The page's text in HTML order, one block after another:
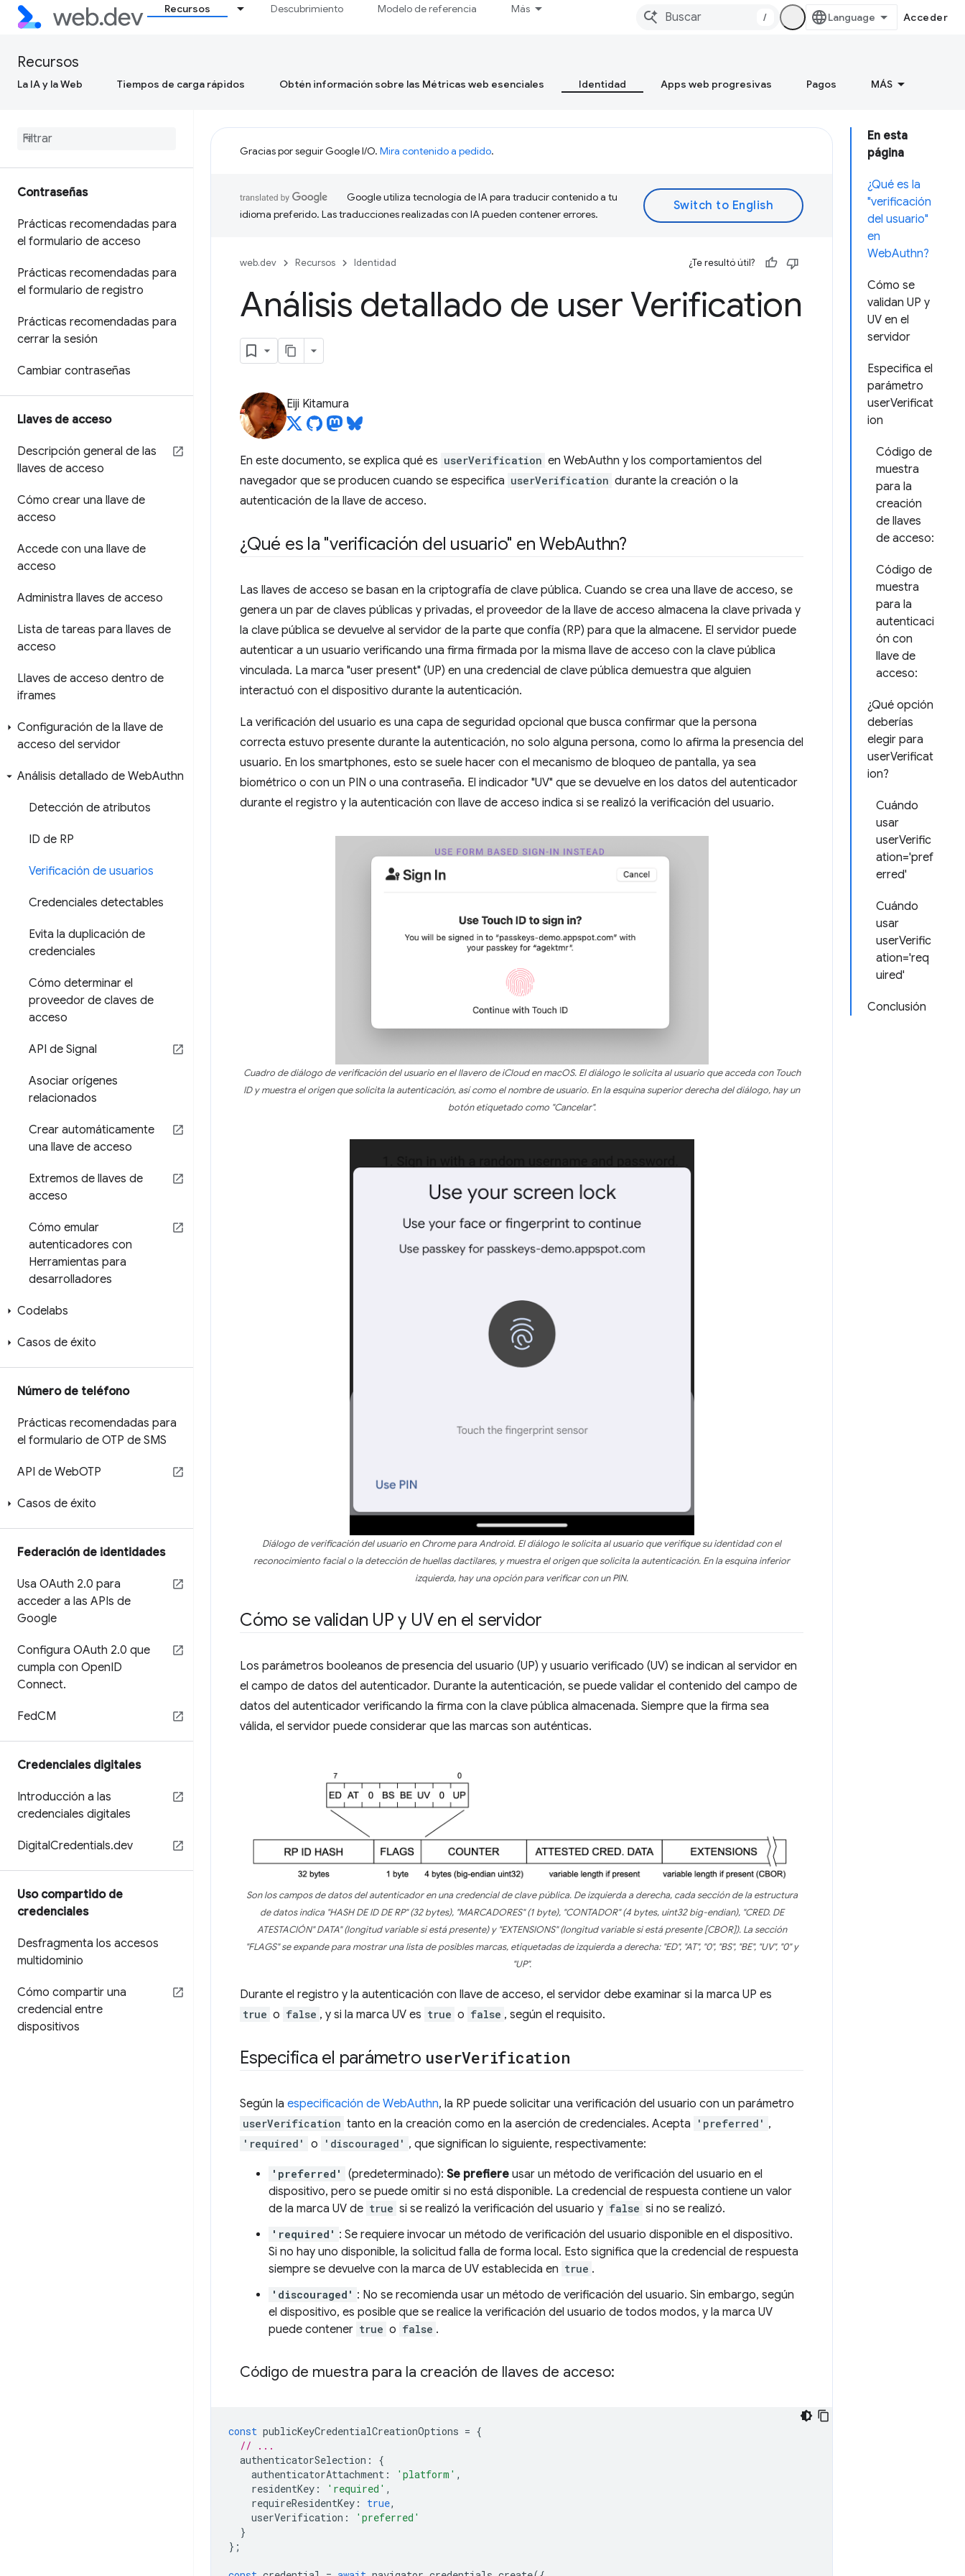
Recursos Descubrimiento Modelo de referencia Más
/ Acceder
Recursos
La IA y la Web Tiempos de carga rápidos Obtén información sobre las Métricas web esenciales Identidad Apps web progresivas Pagos MÁS
Contraseñas
Prácticas recomendadas para
el formulario de acceso
Prácticas recomendadas para
el formulario de registro
Prácticas recomendadas para
cerrar la sesión
Cambiar contraseñas
Llaves de acceso
Descripción general de las
llaves de acceso
Cómo crear una llave de
acceso
Accede con una llave de
acceso
Administra llaves de acceso
Lista de tareas para llaves de
acceso
Llaves de acceso dentro de
iframes
Configuración de la llave de
acceso del servidor
Análisis detallado de WebAuthn
Detección de atributos
ID de RP
Verificación de usuarios
Credenciales detectables
Evita la duplicación de
credenciales
Cómo determinar el
proveedor de claves de
acceso
API de Signal
Asociar orígenes
relacionados
Crear automáticamente
una llave de acceso
Extremos de llaves de
acceso
Cómo emular
autenticadores con
Herramientas para
desarrolladores
Codelabs
Casos de éxito
Número de teléfono
Prácticas recomendadas para
el formulario de OTP de SMS
API de WebOTP
Casos de éxito
Federación de identidades
Usa OAuth 2.0 para
acceder a las APIs de
Google
Configura OAuth 2.0 que
cumpla con OpenID
Connect.
FedCM
Credenciales digitales
Introducción a las
credenciales digitales
DigitalCredentials.dev
Uso compartido de
credenciales
Desfragmenta los accesos
multidominio
Cómo compartir una
credencial entre
dispositivos
En esta
página
¿Qué es la
"verificación
del usuario"
en
WebAuthn?
Cómo se
validan UP y
UV en el
servidor
Especifica el
parámetro
userVerificat
ion
Código de
muestra
para la
creación
de llaves
de acceso:
Código de
muestra
para la
autenticaci
ón con
llave de
acceso:
¿Qué opción
deberías
elegir para
userVerificat
ion?
Cuándo
usar
userVerific
ation='pref
erred'
Cuándo
usar
userVerific
ation='req
uired'
Conclusión
Gracias por seguir Google I/O. Mira contenido a pedido.
Google utiliza tecnología de IA para traducir contenido a tu
idioma preferido. Las traducciones realizadas con IA pueden contener errores.
web.dev Recursos Identidad ¿Te resultó útil?
Análisis detallado de user Verification
Eiji Kitamura
En este documento, se explica qué es userVerification en WebAuthn y los comportamientos del
navegador que se producen cuando se especifica userVerification durante la creación o la
autenticación de la llave de acceso.
¿Qué es la "verificación del usuario" en WebAuthn?
Las llaves de acceso se basan en la criptografía de clave pública. Cuando se crea una llave de acceso, se
genera un par de claves públicas y privadas, el proveedor de la llave de acceso almacena la clave privada y
la clave pública se devuelve al servidor de la parte que confía (RP) para que la almacene. El servidor puede
autenticar a un usuario verificando una firma firmada por la misma llave de acceso con la clave pública
vinculada. La marca "user present" (UP) en una credencial de clave pública demuestra que alguien
interactuó con el dispositivo durante la autenticación.
La verificación del usuario es una capa de seguridad opcional que busca confirmar que la persona
correcta estuvo presente durante la autenticación, no solo alguna persona, como lo afirma la presencia del
usuario. En los smartphones, esto se suele hacer con el mecanismo de bloqueo de pantalla, ya sea
biométrico o con un PIN o una contraseña. El indicador "UV" que se devuelve en los datos del autenticador
durante el registro y la autenticación con llave de acceso indica si se realizó la verificación del usuario.
Cuadro de diálogo de verificación del usuario en el llavero de iCloud en macOS. El diálogo le solicita al usuario que acceda con Touch
ID y muestra el origen que solicita la autenticación, así como el nombre de usuario. En la esquina superior derecha del diálogo, hay un
botón etiquetado como "Cancelar".
Diálogo de verificación del usuario en Chrome para Android. El diálogo le solicita al usuario que verifique su identidad con el
reconocimiento facial o la detección de huellas dactilares, y muestra el origen que solicita la autenticación. En la esquina inferior
izquierda, hay una opción para verificar con un PIN.
Cómo se validan UP y UV en el servidor
Los parámetros booleanos de presencia del usuario (UP) y usuario verificado (UV) se indican al servidor en
el campo de datos del autenticador. Durante la autenticación, se puede validar el contenido del campo de
datos del autenticador verificando la firma con la clave pública almacenada. Siempre que la firma sea
válida, el servidor puede considerar que las marcas son auténticas.
Son los campos de datos del autenticador en una credencial de clave pública. De izquierda a derecha, cada sección de la estructura
de datos indica "HASH DE ID DE RP" (32 bytes), "MARCADORES" (1 byte), "CONTADOR" (4 bytes, uint32 big-endian), "CRED. DE
ATESTACIÓN" DATA" (longitud variable si está presente) y "EXTENSIONS" (longitud variable si está presente [CBOR]). La sección
"FLAGS" se expande para mostrar una lista de posibles marcas, etiquetadas de izquierda a derecha: "ED", "AT", "0", "BS", "BE", "UV", "0" y
"UP".
Durante el registro y la autenticación con llave de acceso, el servidor debe examinar si la marca UP es
true o false , y si la marca UV es true o false , según el requisito.
Especifica el parámetro userVerification
Según la especificación de WebAuthn, la RP puede solicitar una verificación del usuario con un parámetro
userVerification tanto en la creación como en la aserción de credenciales. Acepta 'preferred' ,
'required' o 'discouraged' , que significan lo siguiente, respectivamente:
'preferred' (predeterminado): Se prefiere usar un método de verificación del usuario en el
dispositivo, pero se puede omitir si no está disponible. La credencial de respuesta contiene un valor
de la marca UV de true si se realizó la verificación del usuario y false si no se realizó.
'required' : Se requiere invocar un método de verificación del usuario disponible en el dispositivo.
Si no hay uno disponible, la solicitud falla de forma local. Esto significa que la credencial de respuesta
siempre se devuelve con la marca de UV establecida en true .
'discouraged' : No se recomienda usar un método de verificación del usuario. Sin embargo, según
el dispositivo, es posible que se realice la verificación del usuario de todos modos, y la marca UV
puede contener true o false .
Código de muestra para la creación de llaves de acceso:
const publicKeyCredentialCreationOptions = {
// ...
authenticatorSelection :
{
authenticatorAttachment : 'platform' ,
residentKey : 'required' ,
requireResidentKey : true,
userVerification :
'preferred'
}
};